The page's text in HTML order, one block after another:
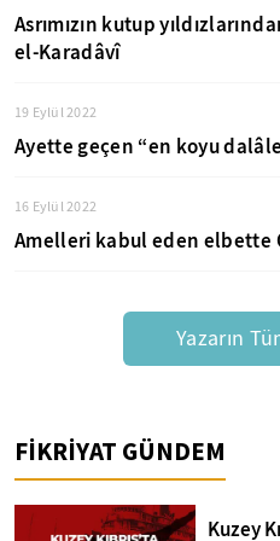
Asrımızın kutup
el-Karadâvî
19 Eylül 2022
Ayette geçen “en koyu
16 Eylül 2022
Amelleri kabul eden elbette
Yazarın
FİKRİYAT GÜNDEM
Kuzey